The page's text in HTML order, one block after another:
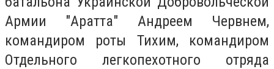
Армии "Аратта" Андреем Червнем,
командиром роты Тихим, командиром
Отдельного легкопехотного отряда